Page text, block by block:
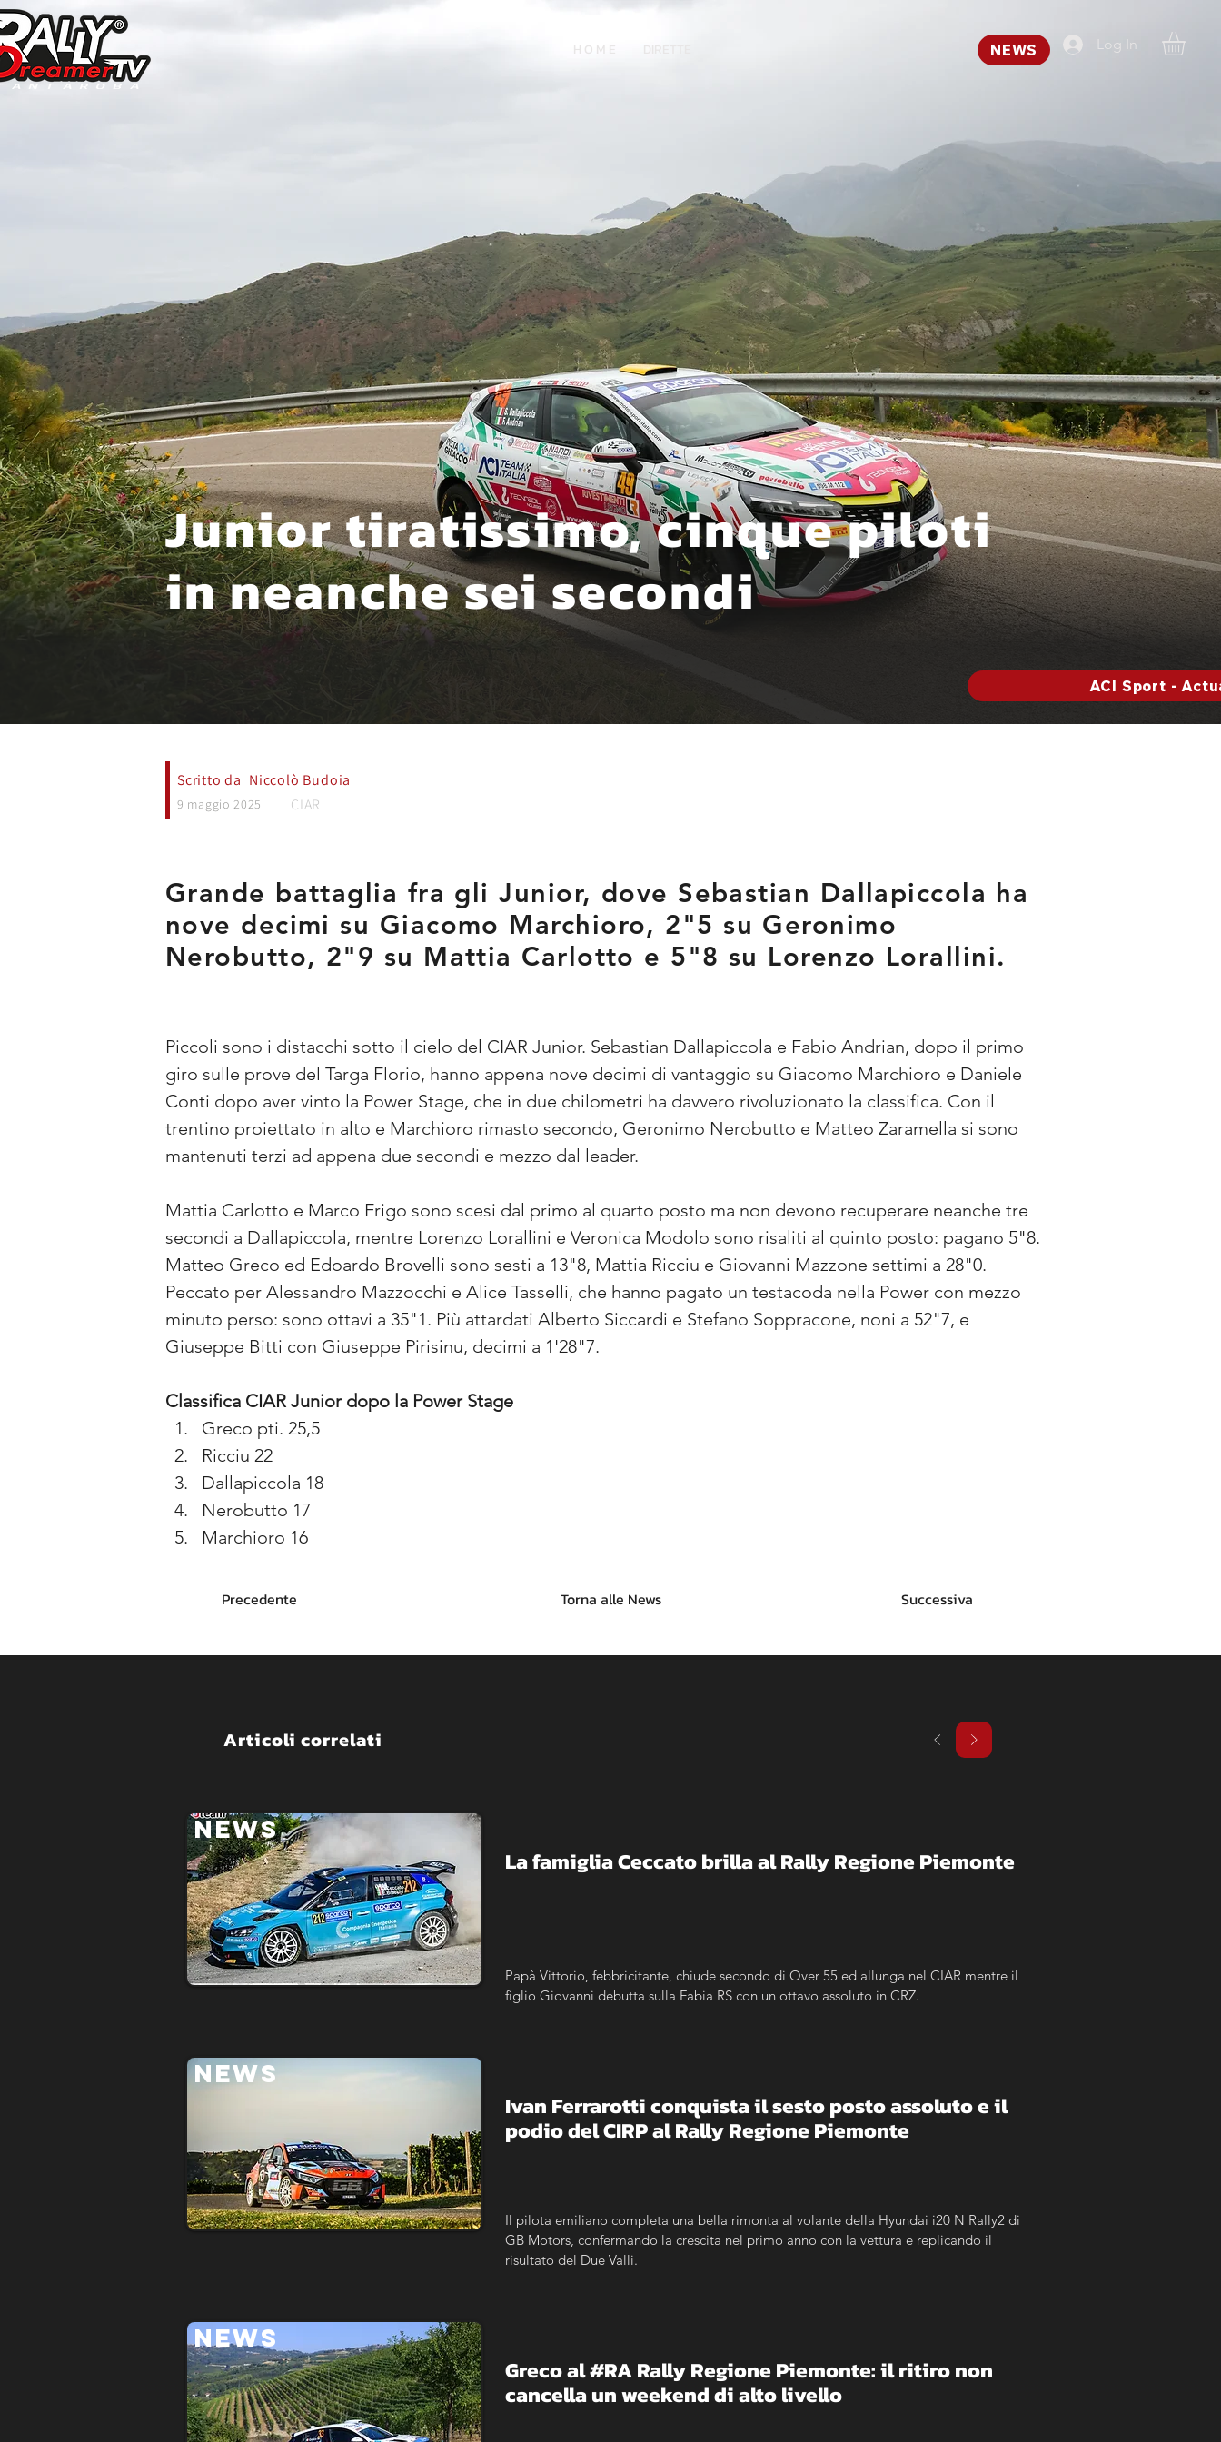
Log In
H O M E DIRETTE NEWS
Scritto da Niccolò Budoia
9 maggio 2025 CIAR
Grande battaglia fra gli Junior, dove Sebastian Dallapiccola ha
nove decimi su Giacomo Marchioro, 2"5 su Geronimo
Nerobutto, 2"9 su Mattia Carlotto e 5"8 su Lorenzo Lorallini.
Piccoli sono i distacchi sotto il cielo del CIAR Junior. Sebastian Dallapiccola e Fabio Andrian, dopo il primo
giro sulle prove del Targa Florio, hanno appena nove decimi di vantaggio su Giacomo Marchioro e Daniele
Conti dopo aver vinto la Power Stage, che in due chilometri ha davvero rivoluzionato la classifica. Con il
trentino proiettato in alto e Marchioro rimasto secondo, Geronimo Nerobutto e Matteo Zaramella si sono
mantenuti terzi ad appena due secondi e mezzo dal leader.
Mattia Carlotto e Marco Frigo sono scesi dal primo al quarto posto ma non devono recuperare neanche tre
secondi a Dallapiccola, mentre Lorenzo Lorallini e Veronica Modolo sono risaliti al quinto posto: pagano 5"8.
Matteo Greco ed Edoardo Brovelli sono sesti a 13"8, Mattia Ricciu e Giovanni Mazzone settimi a 28"0.
Peccato per Alessandro Mazzocchi e Alice Tasselli, che hanno pagato un testacoda nella Power con mezzo
minuto perso: sono ottavi a 35"1. Più attardati Alberto Siccardi e Stefano Soppracone, noni a 52"7, e
Giuseppe Bitti con Giuseppe Pirisinu, decimi a 1'28"7.
Classifica CIAR Junior dopo la Power Stage
Greco pti. 25,5
Ricciu 22
Dallapiccola 18
Nerobutto 17
Marchioro 16
Junior tiratissimo, cinque piloti
in neanche sei secondi
ACI Sport -
Precedente Torna alle News Successiva
Articoli correlati
NEWS
La famiglia Ceccato brilla al Rally Regione Piemonte
Papà Vittorio, febbricitante, chiude secondo di Over 55 ed allunga nel CIAR mentre il
figlio Giovanni debutta sulla Fabia RS con un ottavo assoluto in CRZ.
NEWS
Ivan Ferrarotti conquista il sesto posto assoluto e il
podio del CIRP al Rally Regione Piemonte
Il pilota emiliano completa una bella rimonta al volante della Hyundai i20 N Rally2 di
GB Motors, confermando la crescita nel primo anno con la vettura e replicando il
risultato del Due Valli.
NEWS
Greco al #RA Rally Regione Piemonte: il ritiro non
cancella un weekend di alto livello